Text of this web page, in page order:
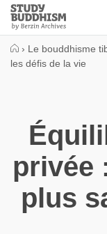
Close
Study
Buddhism
› Le bouddhisme
les défis de la vie
privée
plus